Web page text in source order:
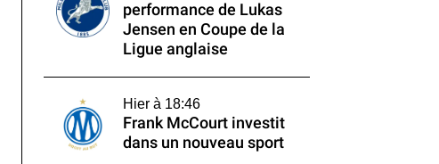
performance de Lukas
Jensen en Coupe de la
Ligue anglaise
Hier à 18:46
Frank McCourt investit
dans un nouveau sport